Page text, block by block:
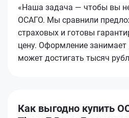
«Наша задача — чтобы вы
ОСАГО. Мы сравнили
страховых и готовы
цену. Оформление
может достигать тысяч
Как выгодно купить